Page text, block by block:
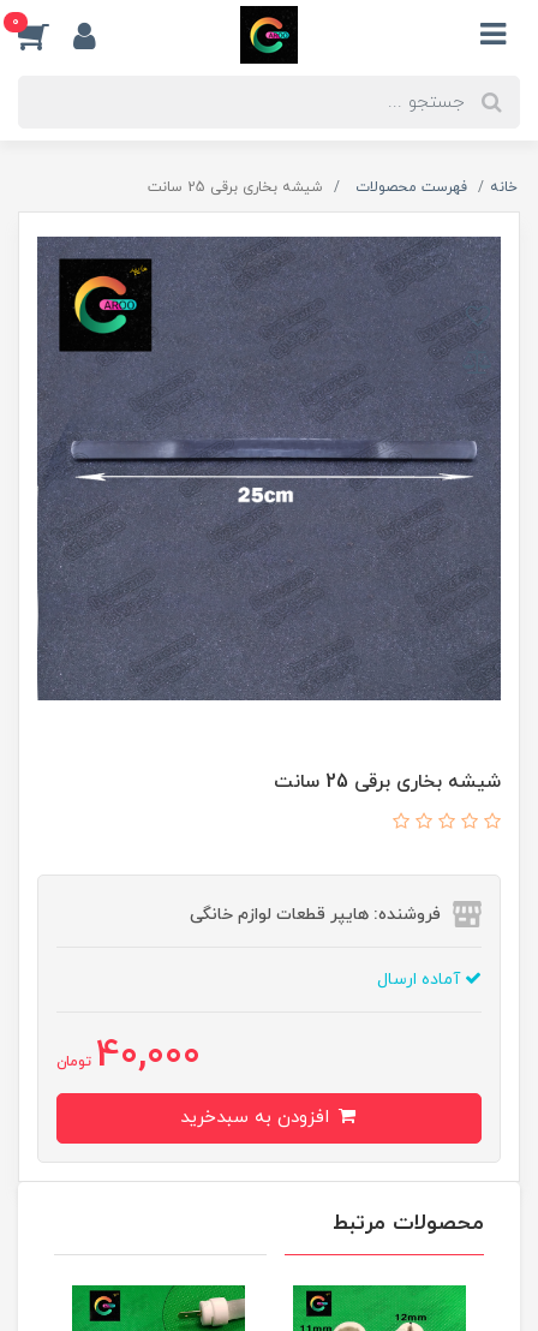
0
خانه فهرست محصولات شیشه بخاری برقی 25 سانت
شیشه بخاری برقی 25 سانت
فروشنده: هایپر قطعات لوازم خانگی
آماده ارسال
40,000 تومان
محصولات مرتبط